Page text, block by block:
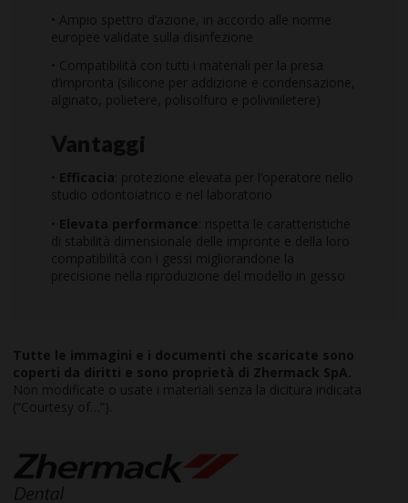
• Ampio spettro d’azione, in accordo alle norme
europee validate sulla disinfezione
• Compatibilità con tutti i materiali per la presa
d’impronta (silicone per addizione e condensazione,
alginato, polietere, polisolfuro e poliviniletere)
Vantaggi
• Efficacia : protezione elevata per l’operatore nello
studio odontoiatrico e nel laboratorio
• Elevata performance : rispetta le caratteristiche
di stabilità dimensionale delle impronte e della loro
compatibilità con i gessi migliorandone la
precisione nella riproduzione del modello in gesso
Tutte le immagini e i documenti che scaricate sono
coperti da diritti e sono proprietà di Zhermack SpA.
Non modificate o usate i materiali senza la dicitura indicata
(“Courtesy of…”).